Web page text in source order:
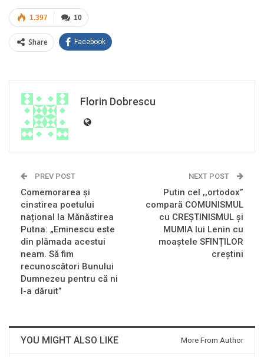
10
1.397
Share Facebook
Florin Dobrescu
PREV POST
Comemorarea și
cinstirea poetului
național la Mănăstirea
Putna: „Eminescu este
din plămada acestui
neam. Să fim
recunoscători Bunului
Dumnezeu pentru că ni
l-a dăruit”
NEXT POST
Putin cel ,,ortodox”
compară COMUNISMUL
cu CREȘTINISMUL şi
MUMIA lui Lenin cu
moaştele SFINȚILOR
creştini
YOU MIGHT ALSO LIKE More From Author